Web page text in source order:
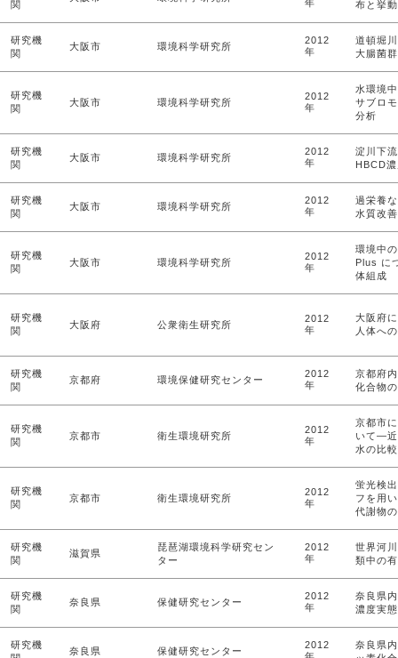
関
年
布と挙動
研究機
関
大阪市 環境科学研究所
2012
年
道頓堀
大腸菌
研究機
関
大阪市 環境科学研究所
2012
年
水環境
サブロ
分析
研究機
関
大阪市 環境科学研究所
2012
年
淀川下
HBCD
研究機
関
大阪市 環境科学研究所
2012
年
過栄養
水質改
研究機
関
大阪市 環境科学研究所
2012
年
環境中
Plus に
体組成
研究機
関
大阪府 公衆衛生研究所
2012
年
大阪府
人体へ
研究機
関
京都府 環境保健研究センター
2012
年
京都府
化合物
研究機
関
京都市 衛生環境研究所
2012
年
京都市
いて―近
水の比
研究機
関
京都市 衛生環境研究所
2012
年
蛍光検
フを用
代謝物
研究機
関
滋賀県
琵琶湖環境科学研究セン
ター
2012
年
世界河
類中の
研究機
関
奈良県 保健研究センター
2012
年
奈良県
濃度実
研究機
奈良県 保健研究センター
2012
奈良県